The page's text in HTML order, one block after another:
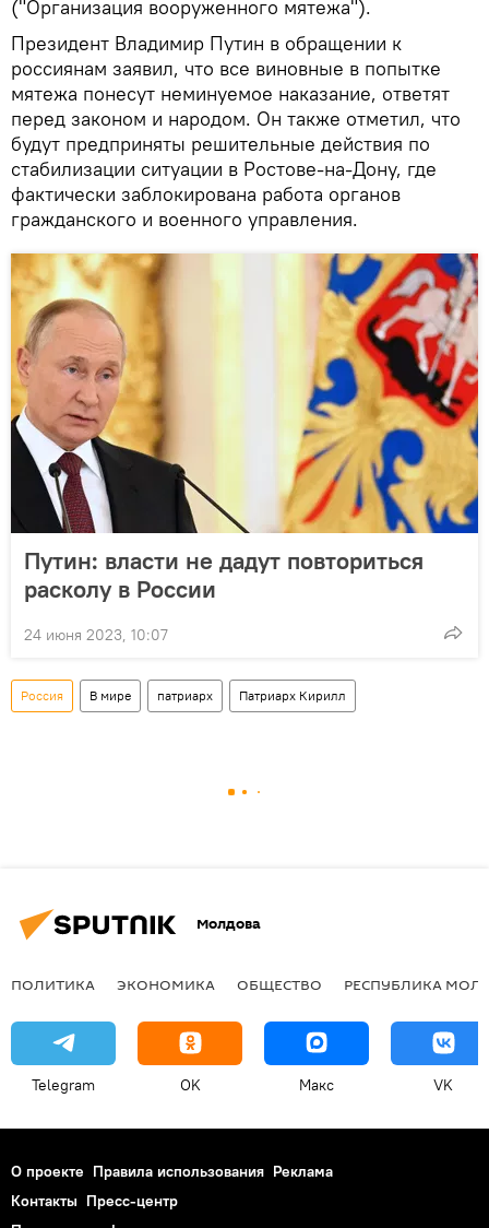
("Организация вооруженного мятежа").
Президент Владимир Путин в обращении к
россиянам заявил, что все виновные в попытке
мятежа понесут неминуемое наказание, ответят
перед законом и народом. Он также отметил, что
будут предприняты решительные действия по
стабилизации ситуации в Ростове-на-Дону, где
фактически заблокирована работа органов
гражданского и военного управления.
Путин: власти не дадут повториться
расколу в России
24 июня 2023, 10:07
Россия В мире патриарх Патриарх Кирилл
Молдова
ПОЛИТИКА ЭКОНОМИКА ОБЩЕСТВО РЕСПУБЛИКА
Telegram OK Макс VK
О проекте Правила использования Реклама
Контакты Пресс-центр